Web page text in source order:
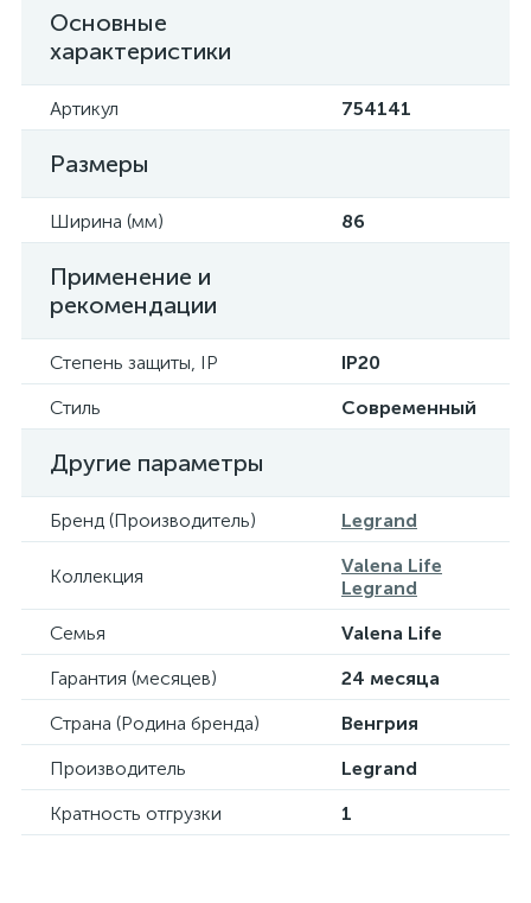
Основные
характеристики
Артикул 754141
Размеры
Ширина (мм) 86
Применение и
рекомендации
Степень защиты, IP
IP20
Стиль
Современный
Другие параметры
Бренд (Производитель) Legrand
Коллекция
Valena Life
Legrand
Семья
Valena Life
Гарантия (месяцев)
24 месяца
Страна (Родина бренда)
Венгрия
Производитель
Legrand
Кратность отгрузки
1